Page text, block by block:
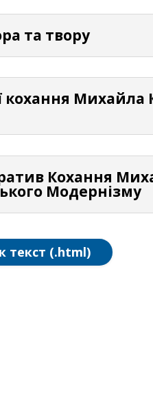
та твору
кохання
Кохання
Модернізму
текст (.html)